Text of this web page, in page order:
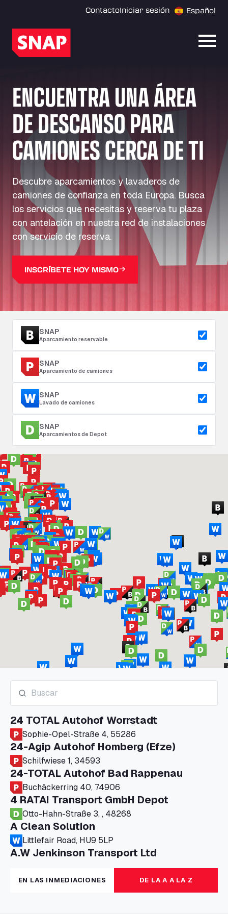
ContactoIniciar sesión Español
ENCUENTRA UNA ÁREA
DE DESCANSO PARA
CAMIONES CERCA DE TI
Descubre aparcamientos y lavaderos de
camiones de confianza en toda Europa. Busca
los servicios que necesitas y reserva tu plaza
con antelación en nuestra red de instalaciones
con servicio de reserva.
INSCRÍBETE HOY MISMO
SNAP
Aparcamiento reservable
SNAP
Aparcamiento de camiones
SNAP
Lavado de camiones
SNAP
Aparcamientos de Depot
24 TOTAL Autohof Worrstadt
Sophie-Opel-Straße 4, 55286
24-Agip Autohof Homberg (Efze)
Schilfwiese 1, 34593
24-TOTAL Autohof Bad Rappenau
Buchäckerring 40, 74906
4 RATAI Transport GmbH Depot
Otto-Hahn-Straße 3, , 48268
A Clean Solution
Littlefair Road, HU9 5LP
A.W Jenkinson Transport Ltd
Progress House, ME11 5GA
A+G Nettetal - Depot Parking
Am Panneschopp 7, 41334
EN LAS INMEDIACIONES DE LA A A LA Z